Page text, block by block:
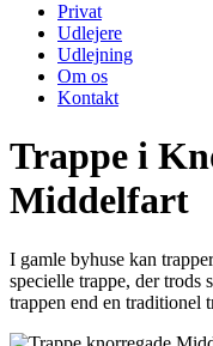
Privat
Udlejere
Udlejning
Om os
Kontakt
Trappe i
Middelfart
I gamle byhuse kan
specielle trappe, der trods
trappen end en traditionel